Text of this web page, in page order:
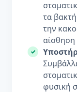
τα
την
αίσθηση
φυσική